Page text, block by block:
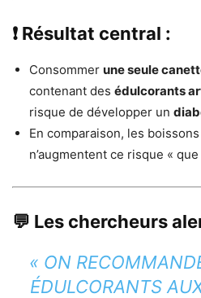
❗ Résultat central :
Consommer une seule
contenant des édulcorants
risque de développer un
En comparaison, les boissons
n’augmentent ce risque « que
💬 Les chercheurs
« ON
ÉDULCORANTS